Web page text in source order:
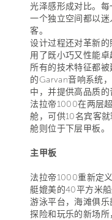
光泽感形成对比。
一个独立空间都以
客。
设计过程还对革新
用了既小巧又性能卓
所有的技术特征都
的Garvan音响系统
中，并提供高品质的
法拉帝1000在两层
舱，可供10名宾客
舱则位于下层甲板。
主甲板
法拉帝1000重新定
艇媲美的40平方米
游泳平台，海滩俱
探险和玩乐的新场